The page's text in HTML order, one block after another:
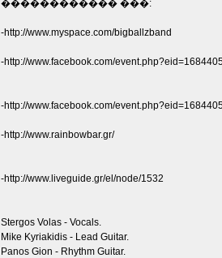
������������ ���:
-http://www.myspace.com/bigballzband
-http://www.facebook.com/
-http://www.facebook.com/
-http://www.rainbowbar.gr/
-http://www.liveguide.gr/el/node/1532
Stergos Volas - Vocals.
Mike Kyriakidis - Lead Guitar.
Panos Gion - Rhythm Guitar.